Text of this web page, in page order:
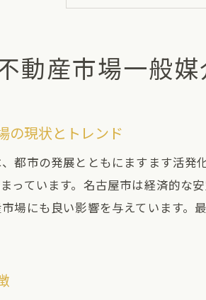
一般媒介と
不動産取引
一般媒介と専任
名古屋市の
一般媒介と専
不動産エー
動産市場一般
の現状とトレンド
都市の発展とともにますます活
っています。名古屋市は経済的な
場にも良い影響を与えています。